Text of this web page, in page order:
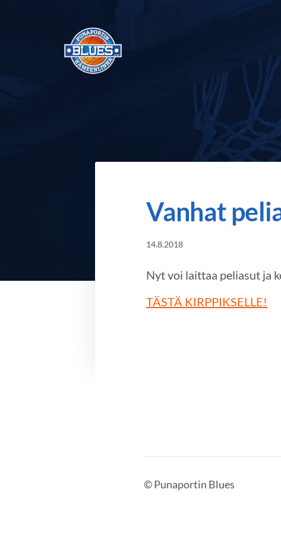
Punaportin Blues - Koripalloa
Vanhat
14.8.2018
Nyt voi laittaa peliasut ja
TÄSTÄ KIRPPIKSELLE!
©Punaportin Blues